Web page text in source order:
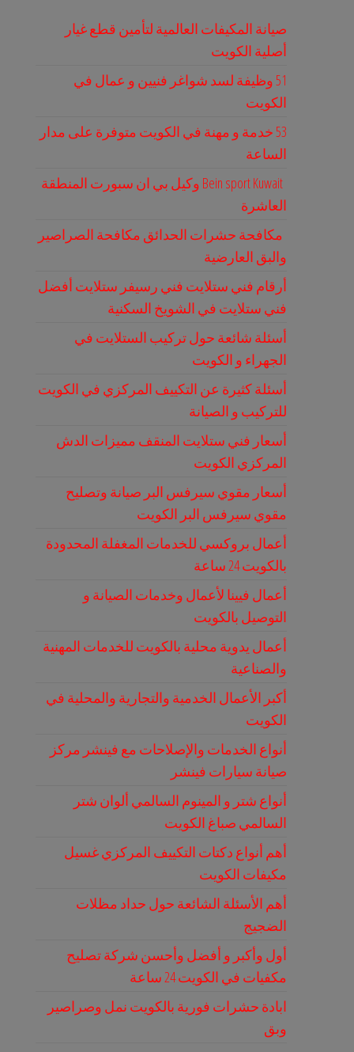
صيانة المكيفات العالمية لتأمين قطع غيار
أصلية الكويت
51 وظيفة لسد شواغر فنيين و عمال في
الكويت
53 خدمة و مهنة في الكويت متوفرة على مدار
الساعة
Bein sport Kuwait وكيل بي ان سبورت المنطقة
العاشرة
مكافحة حشرات الحدائق مكافحة الصراصير
والبق العارضية
أرقام فني ستلايت فني رسيفر ستلايت أفضل
فني ستلايت في الشويخ السكنية
أسئلة شائعة حول تركيب الستلايت في
الجهراء و الكويت
أسئلة كثيرة عن التكييف المركزي في الكويت
للتركيب و الصيانة
أسعار فني ستلايت المنقف مميزات الدش
المركزي الكويت
أسعار مقوي سيرفس البر صيانة وتصليح
مقوي سيرفس البر الكويت
أعمال بروكسي للخدمات المغفلة المحدودة
بالكويت 24 ساعة
أعمال فيينا لأعمال وخدمات الصيانة و
التوصيل بالكويت
أعمال يدوية محلية بالكويت للخدمات المهنية
والصناعية
أكبر الأعمال الخدمية والتجارية والمحلية في
الكويت
أنواع الخدمات والإصلاحات مع فينشر مركز
صيانة سيارات فينشر
أنواع شتر و المينوم السالمي ألوان شتر
السالمي صباغ الكويت
أهم أنواع دكتات التكييف المركزي غسيل
مكيفات الكويت
أهم الأسئلة الشائعة حول حداد مظلات
الضجيج
أول وأكبر و أفضل وأحسن شركة تصليح
مكفيات في الكويت 24 ساعة
ابادة حشرات فورية بالكويت نمل وصراصير
وبق